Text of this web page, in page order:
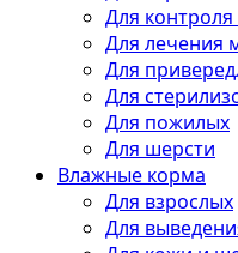
Для контроля
Для лечения
Для
Для
Для пожилых
Для шерсти
Влажные корма
Для взрослых
Для